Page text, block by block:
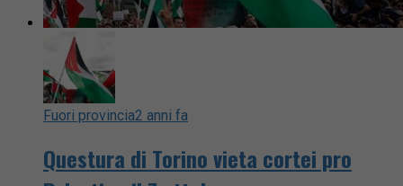
Fuori provincia2 anni fa
Questura di Torino vieta cortei pro